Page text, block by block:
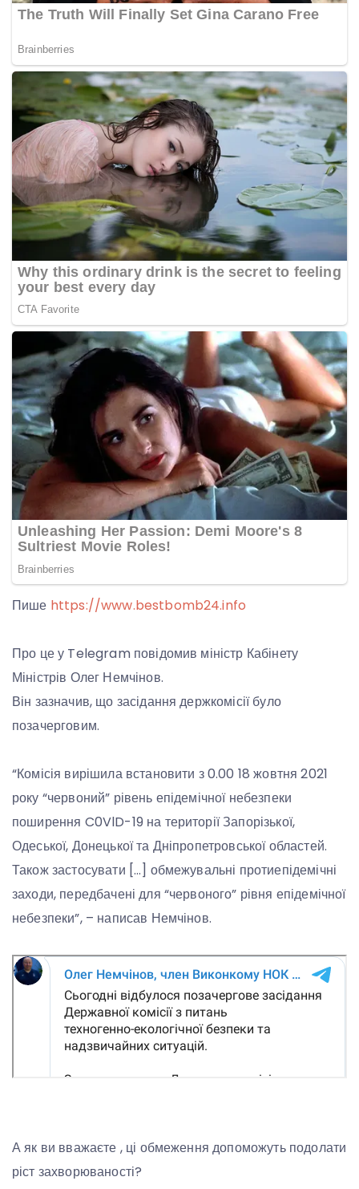
Пише https://www.bestbomb24.info
Про це у Telegram повідомив міністр Кабінету
Міністрів Олег Немчінов.
Він зазначив, що засідання держкомісії було
позачерговим.
“Комісія вирішила встановити з 0.00 18 жовтня 2021
року “червоний” рівень епідемічної небезпеки
поширення C0VlD-19 на території Запорізької,
Одеської, Донецької та Дніпропетровської областей.
Також застосувати […] обмежувальні протиепідемічні
заходи, передбачені для “червоного” рівня епідемічної
небезпеки”, – написав Немчінов.
А як ви вважаєте , ці обмеження допоможуть подолати
ріст захворюваності?